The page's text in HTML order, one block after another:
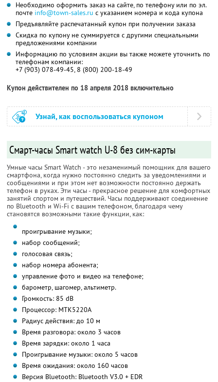
Необходимо оформить заказ на сайте, по телефону или по эл.
почте info@town-sales.ru с указанием номера и кода купона
Предъявляйте распечатанный купон при получении заказа
Скидка по купону не суммируется с другими специальными
предложениями компании
Информацию по условиям акции вы также можете уточнить по
телефонам компании:
+7 (903) 078-49-45, 8 (800) 200-18-49
Купон действителен по 18 апреля 2018 включительно
Узнай, как воспользоваться купоном
Смарт-часы Smart watch U-8 без сим-карты
Умные часы Smart Watch - это незаменимый помощник для вашего
смартфона, когда нужно постоянно следить за уведомлениями и
сообщениями и при этом нет возможности постоянно держать
телефон в руках. Эти часы - прекрасное решение для комфортных
занятий спортом и путешествий. Часы поддерживают соединение
по Bluetooth и Wi-Fi с вашим телефоном, благодаря чему
становятся возможными такие функции, как:
проигрывание музыки;
набор сообщений;
голосовая связь;
набор номера абонента;
управление фото и видео на телефоне;
барометр, шагомер, альтиметр.
Громкость: 85 dB
Процессор: MTK5220A
Радиус действия: до 10 м
Время разговора: около 3 часов
Время зарядки: около 1 часа
Проигрывание музыки: около 5 часов
Время ожидания: около 160 часов
Версия Bluetooth: Bluetooth V3.0 + EDR